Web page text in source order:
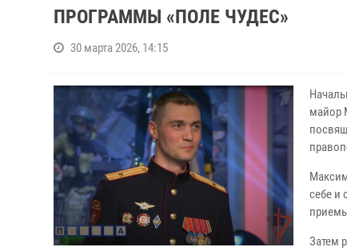
ПРОГРАММЫ «ПОЛЕ ЧУДЕС»
30 марта 2026, 14:15
майор
себе и
Затем